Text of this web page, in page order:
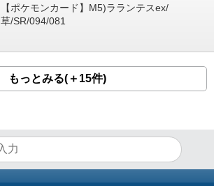
【ポケモンカード】M5)ラランテスex/
草/SR/094/081
もっとみる(＋15件)